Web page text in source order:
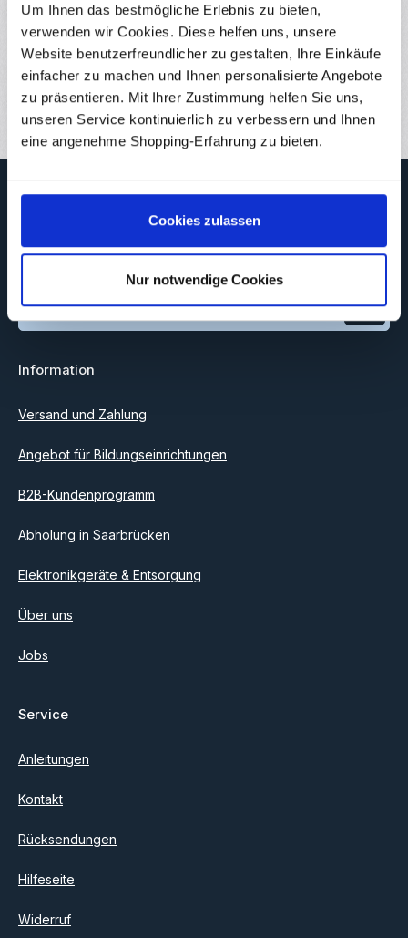
Um Ihnen das bestmögliche Erlebnis zu bieten,
verwenden wir Cookies. Diese helfen uns, unsere
Website benutzerfreundlicher zu gestalten, Ihre Einkäufe
einfacher zu machen und Ihnen personalisierte Angebote
zu präsentieren. Mit Ihrer Zustimmung helfen Sie uns,
unseren Service kontinuierlich zu verbessern und Ihnen
eine angenehme Shopping-Erfahrung zu bieten.
Cookies zulassen
Nur notwendige Cookies
Hersteller
Downloads
Bewertungen
Newsletter
Abonnieren Sie jetzt unseren regelmäßig erscheinenden
informiert zu werden.
Ich habe dieDatenschutzbestimmungen
einverstanden.
Information
Versand und Zahlung
Angebot für Bildungseinrichtungen
B2B-Kundenprogramm
Abholung in Saarbrücken
Elektronikgeräte & Entsorgung
Über uns
Jobs
Service
Anleitungen
Kontakt
Rücksendungen
Hilfeseite
Widerruf